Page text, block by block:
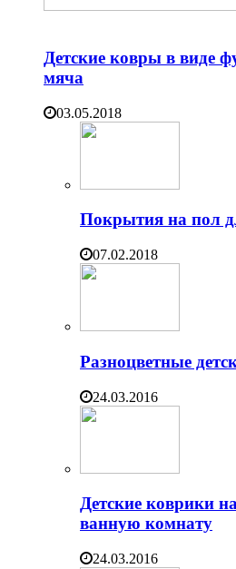
Детские ковры в виде
мяча
03.05.2018
Покрытия на пол
07.02.2018
Разноцветные
24.03.2016
Детские коврики
ванную комнату
24.03.2016